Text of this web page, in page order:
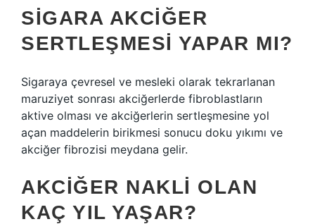
SIGARA AKCIĞER
SERTLEŞMESI YAPAR MI?
Sigaraya çevresel ve mesleki olarak tekrarlanan
maruziyet sonrası akciğerlerde fibroblastların
aktive olması ve akciğerlerin sertleşmesine yol
açan maddelerin birikmesi sonucu doku yıkımı ve
akciğer fibrozisi meydana gelir.
AKCIĞER NAKLI OLAN
KAÇ YIL YAŞAR?